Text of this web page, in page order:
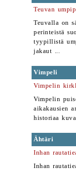
Teuvan
Teuvalla on
perinteistä
tyypillistä
jakaut ...
Vimpeli
Vimpelin
Vimpelin
aikakausien
historiaa
Ähtäri
Inhan
Inhan